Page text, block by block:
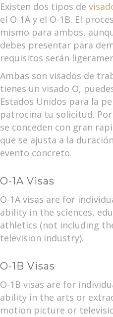
Existen dos tipos de
el O-1A y el O-1B. El
mismo para ambos,
debes presentar para
requisitos serán
Ambas son visados de
tienes un visado O,
Estados Unidos para la
patrocina tu solicitud.
se conceden con gran
que se ajusta a la
evento concreto.
O-1A Visas
O-1A visas are for
ability in the sciences,
athletics (not including
television industry).
O-1B Visas
O-1B visas are for
ability in the arts or
motion picture or